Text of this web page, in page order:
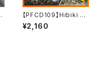
【PFCD109】Hibiki U
eda "The Fog Had
Cleared Up" CD
¥2,160